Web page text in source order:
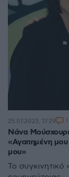
Νάνα
«Αγαπημένη μου
μου»
Το συγκινητικό
25.07.2023, 17:29 1